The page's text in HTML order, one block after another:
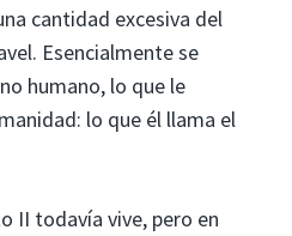
cantidad excesiva del
Esencialmente se
humano, lo que le
lo que él llama el
II todavía vive, pero en